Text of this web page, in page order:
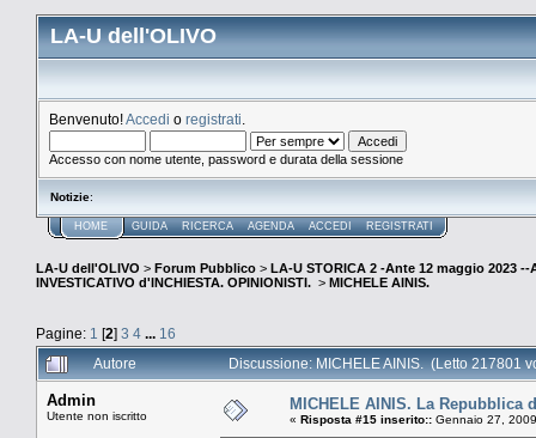
LA-U dell'OLIVO
Benvenuto!Accedi o registrati
Accesso con nome utente, password e durata della sessione
Notizie:
HOME GUIDA RICERCA AGENDA ACCEDI REGISTRATI
LA-U dell'OLIVO > Forum Pubblico > LA-U STORICA 2 -Ante 12 maggio 2023 --
INVESTICATIVO d'INCHIESTA. OPINIONISTI. > MICHELE AINIS.
Pagine: 1 [2] 3 4 ... 16
Autore
Discussione: MICHELE AINIS. (Letto 217801
Admin
Utente non iscritto
MICHELE AINIS. La Repubblica
« Risposta #15 inserito:: Gennaio 27,